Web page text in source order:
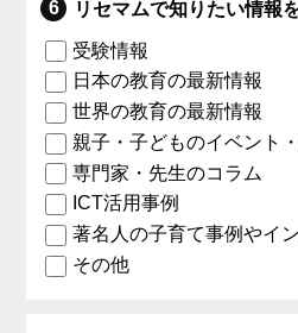
リセマムで知りたい情報
受験情報
日本の教育の最新情報
世界の教育の最新情報
親子・子どものイベント
専門家・先生のコラム
ICT活用事例
著名人の子育て事例やイ
その他